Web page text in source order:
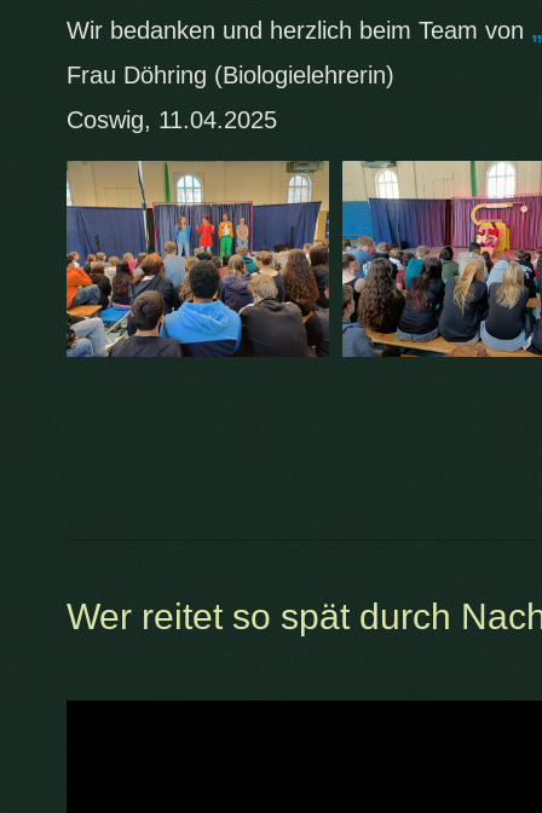
Wir bedanken und herzlich beim Team von
Frau Döhring (Biologielehrerin)
Coswig, 11.04.2025
Wer reitet so spät durch